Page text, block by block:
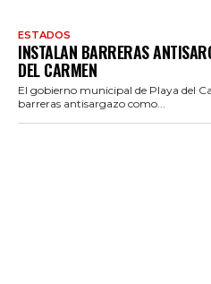
ESTADOS
INSTALAN BARRERAS
DEL CARMEN
El gobierno municipal de Playa del
barreras antisargazo como...